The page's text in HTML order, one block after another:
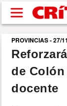
Pasar al
SUCESOS
PROVINCIAS - 27/
de
docente